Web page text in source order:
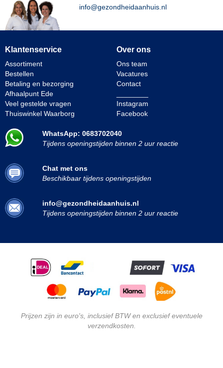
info@gezondheidaanhuis.nl
Klantenservice
Assortiment
Bestellen
Betaling en bezorging
Afhaalpunt Ede
Veel gestelde vragen
Thuiswinkel Waarborg
Over ons
Ons team
Vacatures
Contact
Instagram
Facebook
WhatsApp: 0683702040
Tijdens openingstijden binnen 2 uur reactie
Chat met ons
Beschikbaar tijdens openingstijden
info@gezondheidaanhuis.nl
Tijdens openingstijden binnen 2 uur reactie
Prijzen zijn in euro's, inclusief BTW en exclusief eventuele
verzendkosten.